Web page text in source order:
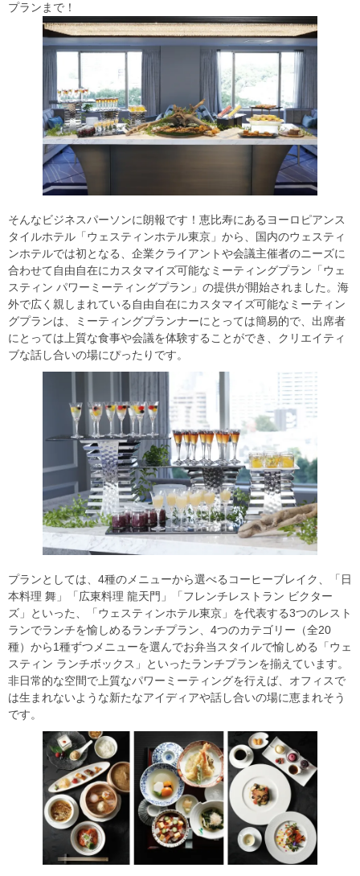
プランまで！
そんなビジネスパーソンに朗報です！恵比寿にあるヨーロピアンス
タイルホテル「ウェスティンホテル東京」から、国内のウェスティ
ンホテルでは初となる、企業クライアントや会議主催者のニーズに
合わせて自由自在にカスタマイズ可能なミーティングプラン「ウェ
スティン パワーミーティングプラン」の提供が開始されました。海
外で広く親しまれている自由自在にカスタマイズ可能なミーティン
グプランは、ミーティングプランナーにとっては簡易的で、出席者
にとっては上質な食事や会議を体験することができ、クリエイティ
ブな話し合いの場にぴったりです。
プランとしては、4種のメニューから選べるコーヒーブレイク、「日
本料理 舞」「広東料理 龍天門」「フレンチレストラン ビクター
ズ」といった、「ウェスティンホテル東京」を代表する3つのレスト
ランでランチを愉しめるランチプラン、4つのカテゴリー（全20
種）から1種ずつメニューを選んでお弁当スタイルで愉しめる「ウェ
スティン ランチボックス」といったランチプランを揃えています。
非日常的な空間で上質なパワーミーティングを行えば、オフィスで
は生まれないような新たなアイディアや話し合いの場に恵まれそう
です。